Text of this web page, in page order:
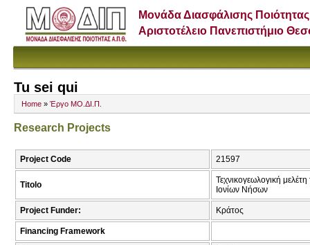
Μονάδα Διασφάλισης Ποιότητας
Αριστοτέλειο Πανεπιστήμιο
Tu sei qui
Home » Έργο ΜΟ.ΔΙ.Π.
Research Projects
Project Code 21597
Titolo
Τεχνικογεωλογική
Ιονίων Νήσων
Project Funder: Κράτος
Financing Framework